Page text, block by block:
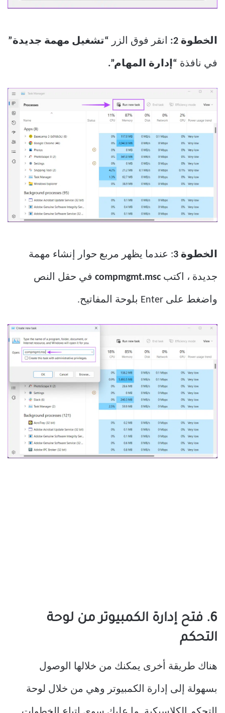
الخطوة 2: انقر فوق الزر “تشغيل مهمة جديدة”
في نافذة “إدارة المهام”.
الخطوة 3 : عندما يظهر مربع حوار إنشاء مهمة
جديدة ، اكتب compmgmt.msc في حقل النص
واضغط على Enter بلوحة المفاتيح.
6. فتح إدارة الكمبيوتر من لوحة
التحكم
هناك طريقة أخرى يمكنك من خلالها الوصول
بسهولة إلى إدارة الكمبيوتر وهي من خلال لوحة